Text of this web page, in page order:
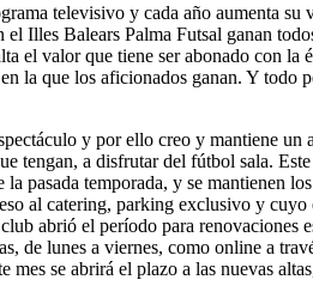
televisivo y cada año aumenta
Balears Palma Futsal ganan
el valor que tiene ser abonado con
la que los aficionados ganan. Y
y por ello creo y mantiene
a disfrutar del fútbol sala.
pasada temporada, y se mantienen
al catering, parking exclusivo y
abrió el período para renovaciones
de lunes a viernes, como online a
se abrirá el plazo a las nuevas